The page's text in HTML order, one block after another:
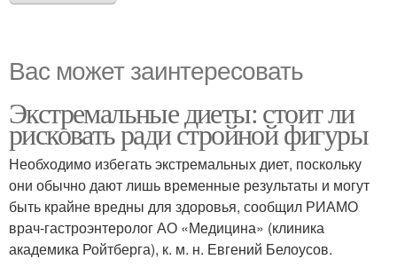
Вас может заинтересовать
Экстремальные диеты: стоит ли
рисковать ради стройной фигуры
Необходимо избегать экстремальных диет, поскольку
они обычно дают лишь временные результаты и могут
быть крайне вредны для здоровья, сообщил РИАМО
врач-гастроэнтеролог АО «Медицина» (клиника
академика Ройтберга), к. м. н. Евгений Белоусов.